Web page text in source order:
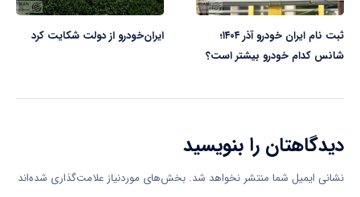
ثبت‌ نام ایران‌ خودرو آذر ۱۴۰۴؛
شانس کدام خودرو بیشتر است؟
ایران‌خودرو از دولت شکایت کرد
دیدگاهتان را بنویسید
نشانی ایمیل شما منتشر نخواهد شد. بخش‌های موردنیاز علامت‌گذاری شده‌اند